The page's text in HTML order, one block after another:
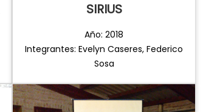
SIRIUS
Año: 2018
Integrantes: Evelyn Caseres, Federico
Sosa